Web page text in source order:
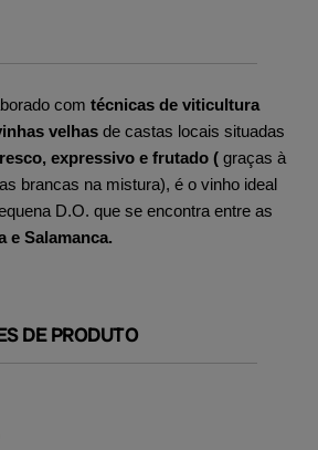
com técnicas de viticultura
velhas de castas locais situadas
expressivo e frutado ( graças à
brancas na mistura), é o vinho ideal
D.O. que se encontra entre as
e Salamanca.
DE PRODUTO